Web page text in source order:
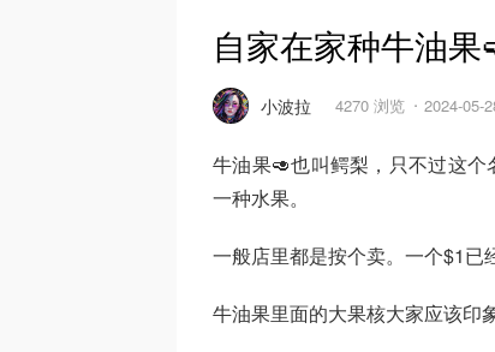
自家在家种牛油
小波拉 4270 浏览 2024-05-
牛油果🥑也叫鳄梨，只不过这
一种水果。
一般店里都是按个卖。一个$1已
牛油果里面的大果核大家应该印